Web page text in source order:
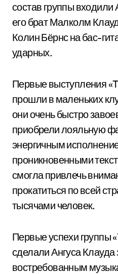
состав группы входили
его брат Малколм
Колин Бёрнс на бас-
ударных.
Первые выступления
прошли в маленьких
они очень быстро
приобрели лояльную
энергичным
проникновенными
смогла привлечь
прокатиться по всей
тысячами человек.
Первые успехи группы
сделали Ангуса
востребованным